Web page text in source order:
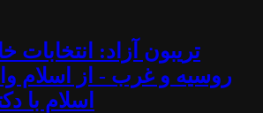
تریبون آزاد:
روسیه و غرب - از اسلام
اسلام با